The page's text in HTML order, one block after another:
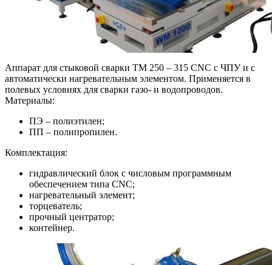
Аппарат для стыковой сварки TM 250 – 315 CNC с ЧПУ и с
автоматически нагревательным элементом. Применяется в
полевых условиях для сварки газо- и водопроводов.
Материалы:
ПЭ – полиэтилен;
ПП – полипропилен.
Комплектация:
гидравлический блок с числовым программным
обеспечением типа CNC;
нагревательный элемент;
торцеватель;
прочный центратор;
контейнер.